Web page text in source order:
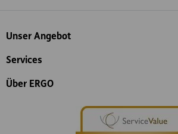
Inhaltsübersicht
Unser Angebot
Services
Über ERGO